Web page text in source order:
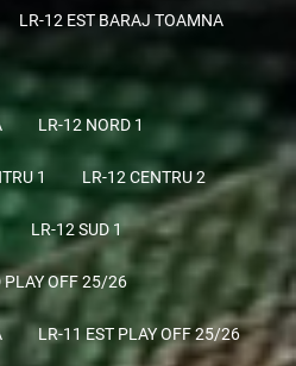
LR-12 EST BARAJ TOAMNA
LR-12 NORD 1
1 LR-12 CENTRU 2
LR-12 SUD 1
PLAY OFF 25/26
LR-11 EST PLAY OFF 25/26